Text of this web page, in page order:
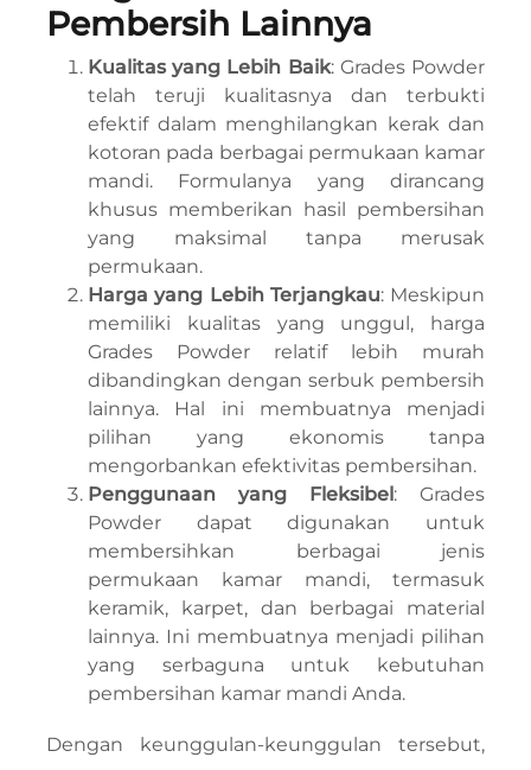
Pembersih Lainnya
Kualitas yang Lebih Baik: Grades Powder
telah teruji kualitasnya dan terbukti
efektif dalam menghilangkan kerak dan
kotoran pada berbagai permukaan kamar
mandi. Formulanya yang dirancang
khusus memberikan hasil pembersihan
yang maksimal tanpa merusak
permukaan.
Harga yang Lebih Terjangkau: Meskipun
memiliki kualitas yang unggul, harga
Grades Powder relatif lebih murah
dibandingkan dengan serbuk pembersih
lainnya. Hal ini membuatnya menjadi
pilihan yang ekonomis tanpa
mengorbankan efektivitas pembersihan.
Penggunaan yang Fleksibel : Grades
Powder dapat digunakan untuk
membersihkan berbagai jenis
permukaan kamar mandi, termasuk
keramik, karpet, dan berbagai material
lainnya. Ini membuatnya menjadi pilihan
yang serbaguna untuk kebutuhan
pembersihan kamar mandi Anda.
Dengan keunggulan-keunggulan tersebut,